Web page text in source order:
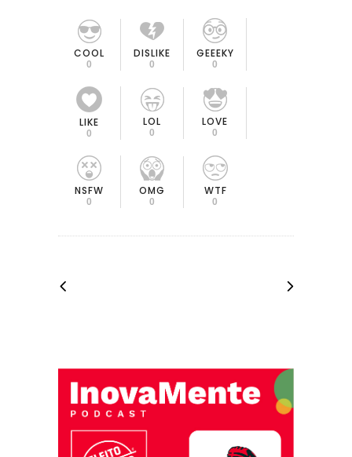
COOL
0
DISLIKE
0
GEEEKY
0
LIKE
0
LOL
0
LOVE
0
NSFW
0
OMG
0
WTF
0